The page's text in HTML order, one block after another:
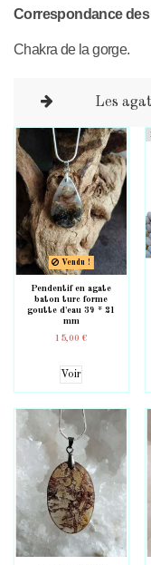
Correspondance
Chakra de la gorge.
Les
Vendu !
Pendentif en agate
baton turc forme
goutte d'eau 39 * 21
mm
15,00 €
Voir